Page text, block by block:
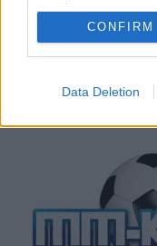
CONFIRM
Data Deletion